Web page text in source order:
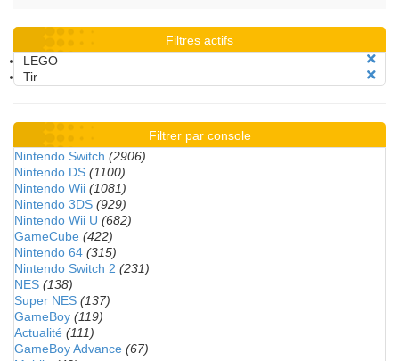
Filtres actifs
LEGO
Tir
Filtrer par console
Nintendo Switch (2906)
Nintendo DS (1100)
Nintendo Wii (1081)
Nintendo 3DS (929)
Nintendo Wii U (682)
GameCube (422)
Nintendo 64 (315)
Nintendo Switch 2 (231)
NES (138)
Super NES (137)
GameBoy (119)
Actualité (111)
GameBoy Advance (67)